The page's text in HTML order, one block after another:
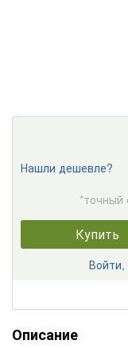
Нашли дешевле?
*точный
Купить
Войти,
Описание